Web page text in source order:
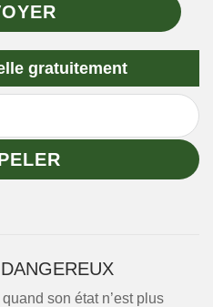
gratuitement
son état n’est plus